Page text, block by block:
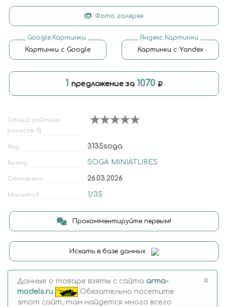
Фото галерея
Google.Картинки
Картинки с Google
Яндекс.Картинки
Картинки с Yandex
1 предложение за 1070
Общий рейтинг
(голосов: 0)
Код 3135soga
Бренд SOGA MINIATURES
Обновлено 26.03.2026
Масштаб 1/35
Прокомментируйте первым!
Искать в базе данных
Данные о товаре взяты с сайта arma-
models.ru
Обязательно посетите
этот сайт, там найдется много всего
×